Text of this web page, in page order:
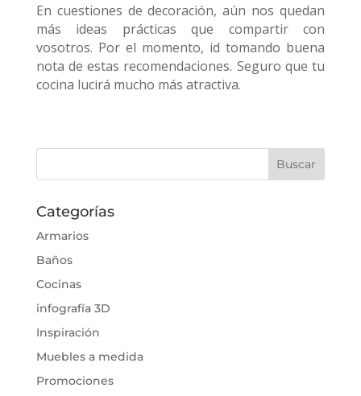
En cuestiones de decoración, aún nos quedan
más ideas prácticas que compartir con
vosotros. Por el momento, id tomando buena
nota de estas recomendaciones. Seguro que tu
cocina lucirá mucho más atractiva.
Categorías
Armarios
Baños
Cocinas
infografía 3D
Inspiración
Muebles a medida
Promociones